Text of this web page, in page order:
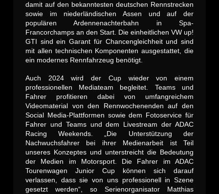
damit auf den bekanntesten deutschen Rennstrecken
sowie im niederländischen Assen und auf der
populären Ardennenachterbahn in Spa-
Francorchamps an den Start. Die einheitlichen VW up!
GTI sind ein Garant für Chancengleichheit und sind
mit allen technischen Komponenten ausgestattet, die
ein modernes Rennfahrzeug benötigt.
Auch 2024 wird der Cup wieder von einem
professionellen Mediateam begleitet. Teams und
Fahrer profitieren dabei von umfangreichem
Videomaterial von den Rennwochenenden auf den
Social Media-Plattformen sowie dem Fotoservice für
Fahrer und Teams und dem Livestream der ADAC
Racing Weekends. „Die Unterstützung der
Nachwuchsfahrer bei ihrer Medienarbeit ist Teil
unseres Konzeptes und unterstreicht die Bedeutung
der Medien im Motorsport. Die Fahrer im ADAC
Tourenwagen Junior Cup können sich darauf
verlassen, dass sie von uns professionell in Szene
gesetzt werden“, so Serienorganisator Matthias